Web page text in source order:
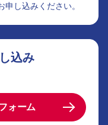
し込みください。
込み
ォーム